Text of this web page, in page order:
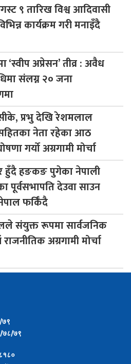
९ तारिख विश्व आदिवासी
कार्यक्रम गरी मनाइँदै
‘स्वीप अप्रेसन’ तीव्र : अवैध
संलग्न २० जना
प्रभु देखि रेशमलाल
नेता रहेका आठ
गर्यो अग्रगामी मोर्चा
हुँदै हङकङ पुगेका नेपाली
पूर्वसभापति देउवा साउन
फर्किँदै
संयुक्त रूपमा सार्वजनिक
राजनीतिक अग्रगामी मोर्चा
७९
७८/७९